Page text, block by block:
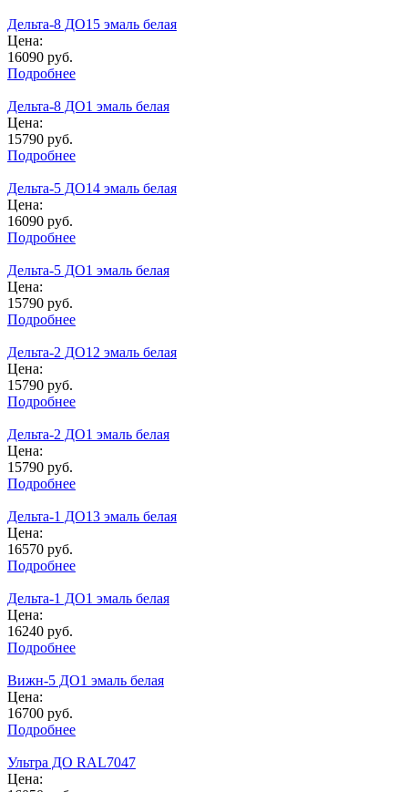
Дельта-8 ДО15 эмаль белая
Цена:
16090 руб.
Подробнее
Дельта-8 ДО1 эмаль белая
Цена:
15790 руб.
Подробнее
Дельта-5 ДО14 эмаль белая
Цена:
16090 руб.
Подробнее
Дельта-5 ДО1 эмаль белая
Цена:
15790 руб.
Подробнее
Дельта-2 ДО12 эмаль белая
Цена:
15790 руб.
Подробнее
Дельта-2 ДО1 эмаль белая
Цена:
15790 руб.
Подробнее
Дельта-1 ДО13 эмаль белая
Цена:
16570 руб.
Подробнее
Дельта-1 ДО1 эмаль белая
Цена:
16240 руб.
Подробнее
Вижн-5 ДО1 эмаль белая
Цена:
16700 руб.
Подробнее
Ультра ДО RAL7047
Цена: